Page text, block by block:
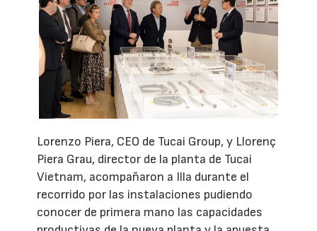
Lorenzo Piera, CEO de Tucai Group, y Llorenç
Piera Grau, director de la planta de Tucai
Vietnam, acompañaron a Illa durante el
recorrido por las instalaciones pudiendo
conocer de primera mano las capacidades